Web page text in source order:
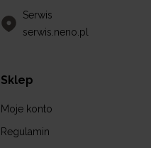
Serwis
serwis.neno.pl
Sklep
Moje konto
Regulamin